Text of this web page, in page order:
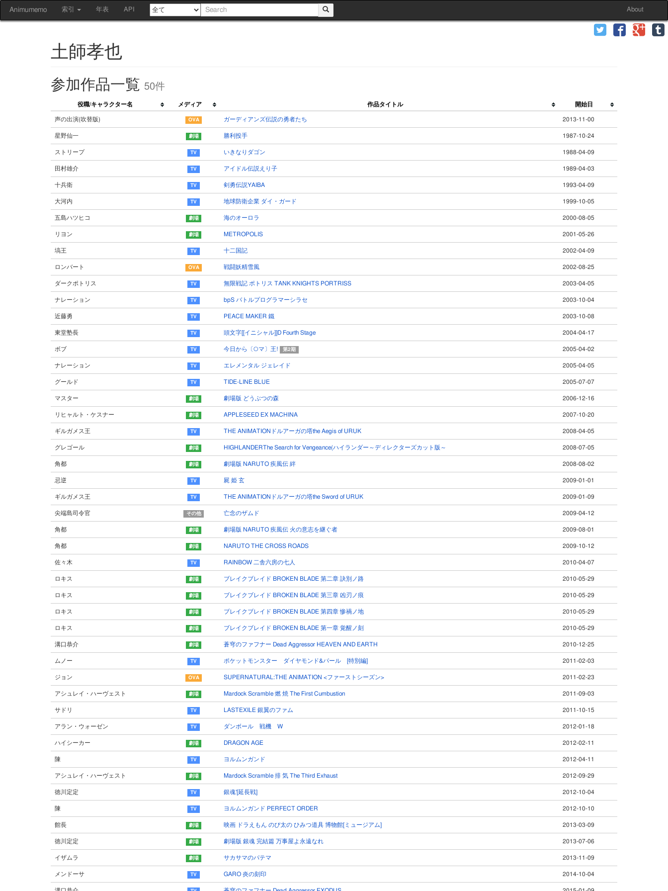
Animumemo 索引 年表 API About
土師孝也
参加作品一覧 50件
役職/キャラクター名 メディア 作品タイトル 開始日
声の出演(吹替版) ガーディアンズ伝説の勇者たち 2013-11-00
星野仙一 勝利投手 1987-10-24
ストリープ いきなりダゴン 1988-04-09
田村雄介 アイドル伝説えり子 1989-04-03
十兵衛 剣勇伝説YAIBA 1993-04-09
大河内 地球防衛企業 ダイ・ガード 1999-10-05
五島ハツヒコ 海のオーロラ 2000-08-05
リヨン METROPOLIS 2001-05-26
塙王 十二国記 2002-04-09
ロンバート 戦闘妖精雪風 2002-08-25
ダークポトリス 無限戦記 ポトリス TANK KNIGHTS PORTRISS 2003-04-05
ナレーション bpS バトルプログラマーシラセ 2003-10-04
近藤勇 PEACE MAKER 鐵 2003-10-08
東堂塾長 頭文字[[イニシャル]]D Fourth Stage 2004-04-17
ボブ 今日から〔○マ〕王! 第2期 2005-04-02
ナレーション エレメンタル ジェレイド 2005-04-05
グールド TIDE-LINE BLUE 2005-07-07
マスター 劇場版 どうぶつの森 2006-12-16
リヒャルト・ケスナー APPLESEED EX MACHINA 2007-10-20
ギルガメス王 THE ANIMATIONドルアーガの塔the Aegis of URUK 2008-04-05
グレゴール HIGHLANDERThe Search for Vengeance(ハイランダー～ディレクターズカット版～ 2008-07-05
角都 劇場版 NARUTO 疾風伝 絆 2008-08-02
忌逆 屍 姫 玄 2009-01-01
ギルガメス王 THE ANIMATIONドルアーガの塔the Sword of URUK 2009-01-09
尖端島司令官 亡念のザムド 2009-04-12
角都 劇場版 NARUTO 疾風伝 火の意志を継ぐ者 2009-08-01
角都 NARUTO THE CROSS ROADS 2009-10-12
佐々木 RAINBOW 二舎六房の七人 2010-04-07
ロキス ブレイクブレイド BROKEN BLADE 第二章 訣別ノ路 2010-05-29
ロキス ブレイクブレイド BROKEN BLADE 第三章 凶刃ノ痕 2010-05-29
ロキス ブレイクブレイド BROKEN BLADE 第四章 惨禍ノ地 2010-05-29
ロキス ブレイクブレイド BROKEN BLADE 第一章 覚醒ノ刻 2010-05-29
溝口恭介 蒼穹のファフナー Dead Aggressor HEAVEN AND EARTH 2010-12-25
ムノー ポケットモンスター ダイヤモンド&パール [特別編] 2011-02-03
ジョン SUPERNATURAL:THE ANIMATION <ファーストシーズン> 2011-02-23
アシュレイ・ハーヴェスト Mardock Scramble 燃 焼 The First Cumbustion 2011-09-03
サドリ LASTEXILE 銀翼のファム 2011-10-15
アラン・ウォーゼン ダンボール 戦機 W 2012-01-18
ハイシーカー DRAGON AGE 2012-02-11
陳 ヨルムンガンド 2012-04-11
アシュレイ・ハーヴェスト Mardock Scramble 排 気 The Third Exhaust 2012-09-29
徳川定定 銀魂'[延長戦] 2012-10-04
陳 ヨルムンガンド PERFECT ORDER 2012-10-10
館長 映画 ドラえもん のび太の ひみつ道具 博物館[ミュージアム] 2013-03-09
徳川定定 劇場版 銀魂 完結篇 万事屋よ永遠なれ 2013-07-06
イザムラ サカサマのパテマ 2013-11-09
メンドーサ GARO 炎の刻印 2014-10-04